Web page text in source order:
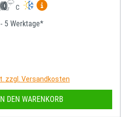
C
Mehr Informationen zum
5 Werktage*
zzgl. Versandkosten
IN DEN WARENKORB